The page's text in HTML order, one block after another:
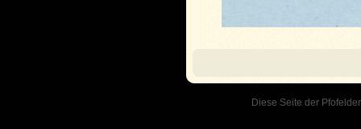
Diese Seite der